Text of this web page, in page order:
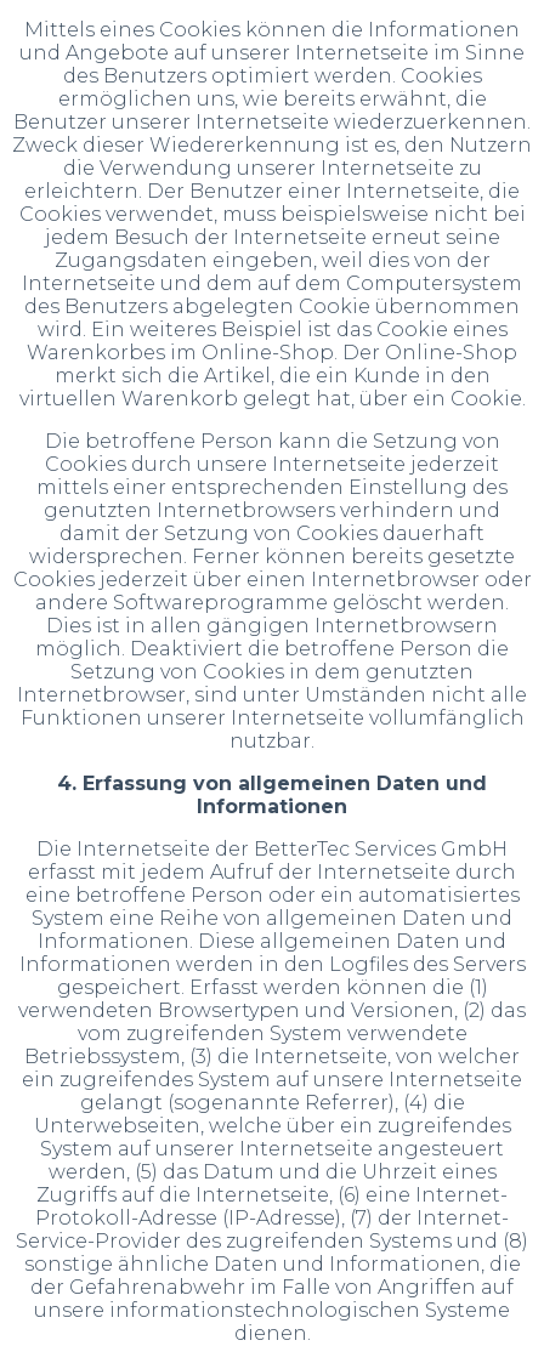
Mittels eines Cookies können die Informationen
und Angebote auf unserer Internetseite im Sinne
des Benutzers optimiert werden. Cookies
ermöglichen uns, wie bereits erwähnt, die
Benutzer unserer Internetseite wiederzuerkennen.
Zweck dieser Wiedererkennung ist es, den Nutzern
die Verwendung unserer Internetseite zu
erleichtern. Der Benutzer einer Internetseite, die
Cookies verwendet, muss beispielsweise nicht bei
jedem Besuch der Internetseite erneut seine
Zugangsdaten eingeben, weil dies von der
Internetseite und dem auf dem Computersystem
des Benutzers abgelegten Cookie übernommen
wird. Ein weiteres Beispiel ist das Cookie eines
Warenkorbes im Online-Shop. Der Online-Shop
merkt sich die Artikel, die ein Kunde in den
virtuellen Warenkorb gelegt hat, über ein Cookie.
Die betroffene Person kann die Setzung von
Cookies durch unsere Internetseite jederzeit
mittels einer entsprechenden Einstellung des
genutzten Internetbrowsers verhindern und
damit der Setzung von Cookies dauerhaft
widersprechen. Ferner können bereits gesetzte
Cookies jederzeit über einen Internetbrowser oder
andere Softwareprogramme gelöscht werden.
Dies ist in allen gängigen Internetbrowsern
möglich. Deaktiviert die betroffene Person die
Setzung von Cookies in dem genutzten
Internetbrowser, sind unter Umständen nicht alle
Funktionen unserer Internetseite vollumfänglich
nutzbar.
4. Erfassung von allgemeinen Daten und
Informationen
Die Internetseite der BetterTec Services GmbH
erfasst mit jedem Aufruf der Internetseite durch
eine betroffene Person oder ein automatisiertes
System eine Reihe von allgemeinen Daten und
Informationen. Diese allgemeinen Daten und
Informationen werden in den Logfiles des Servers
gespeichert. Erfasst werden können die (1)
verwendeten Browsertypen und Versionen, (2) das
vom zugreifenden System verwendete
Betriebssystem, (3) die Internetseite, von welcher
ein zugreifendes System auf unsere Internetseite
gelangt (sogenannte Referrer), (4) die
Unterwebseiten, welche über ein zugreifendes
System auf unserer Internetseite angesteuert
werden, (5) das Datum und die Uhrzeit eines
Zugriffs auf die Internetseite, (6) eine Internet-
Protokoll-Adresse (IP-Adresse), (7) der Internet-
Service-Provider des zugreifenden Systems und (8)
sonstige ähnliche Daten und Informationen, die
der Gefahrenabwehr im Falle von Angriffen auf
unsere informationstechnologischen Systeme
dienen.